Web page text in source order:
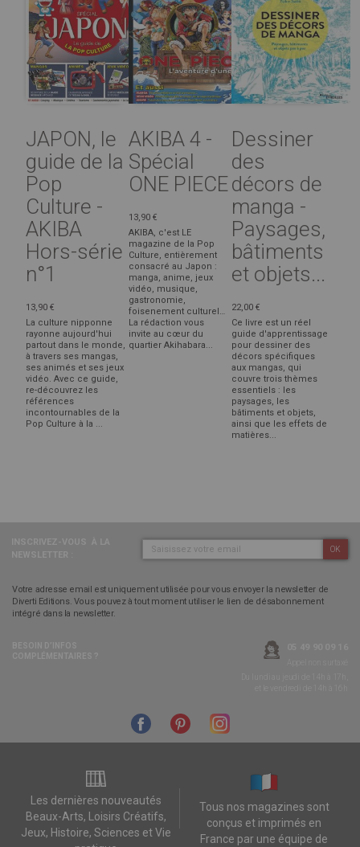
JAPON, le
guide de la
Pop
Culture -
AKIBA
Hors-série
n°1
13,90 €
La culture nipponne
rayonne aujourd'hui
partout dans le monde,
à travers ses mangas,
ses animés et ses jeux
vidéo. Avec ce guide,
re-découvrez les
références
incontournables de la
Pop Culture à la ...
AKIBA 4 -
Spécial
ONE PIECE
13,90 €
AKIBA, c'est LE
magazine de la Pop
Culture, entièrement
consacré au Japon :
manga, anime, jeux
vidéo, musique,
gastronomie,
foisenement culturel…
La rédaction vous
invite au cœur du
quartier Akihabara...
Dessiner
des
décors de
manga -
Paysages,
bâtiments
et objets...
22,00 €
Ce livre est un réel
guide d'apprentissage
pour dessiner des
décors spécifiques
aux mangas, qui
couvre trois thèmes
essentiels : les
paysages, les
bâtiments et objets,
ainsi que les effets de
matières...
OK
Votre adresse email est uniquement utilisée pour vous envoyer la newsletter de
Diverti Editions. Vous pouvez à tout moment utiliser le lien de désabonnement
intégré dans la newsletter.
Les dernières nouveautés
Beaux-Arts, Loisirs Créatifs,
Jeux, Histoire, Sciences et Vie
Tous nos magazines sont
conçus et imprimés en
France par une équipe de